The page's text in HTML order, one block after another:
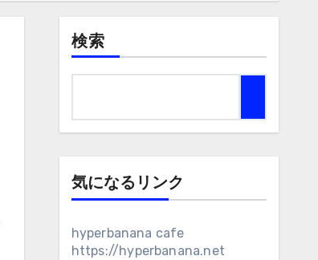
検索
気になるリンク
hyperbanana cafe
https://hyperbanana.net